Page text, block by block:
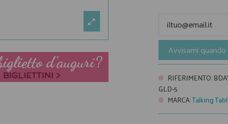
Avvisami
RIFERIMENTO:
GLD-5
MARCA:Talking